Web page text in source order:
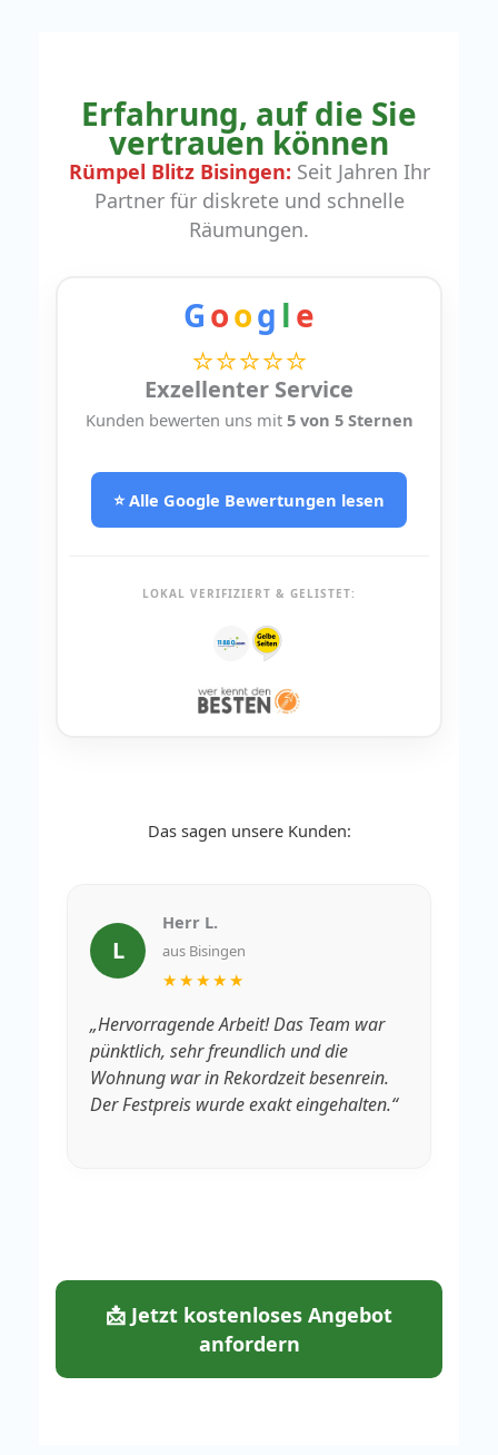
Erfahrung, auf die Sie
vertrauen können
Rümpel Blitz Bisingen: Seit Jahren Ihr
Partner für diskrete und schnelle
Räumungen.
Goog le
⭐⭐⭐⭐⭐
Exzellenter Service
Kunden bewerten uns mit 5 von 5 Sternen
⭐ Alle Google Bewertungen lesen
LOKAL VERIFIZIERT & GELISTET:
Das sagen unsere Kunden:
L
Herr L.
aus Bisingen
★★★★★
„Hervorragende Arbeit! Das Team war
pünktlich, sehr freundlich und die
Wohnung war in Rekordzeit besenrein.
Der Festpreis wurde exakt eingehalten.“
📩 Jetzt kostenloses Angebot
anfordern